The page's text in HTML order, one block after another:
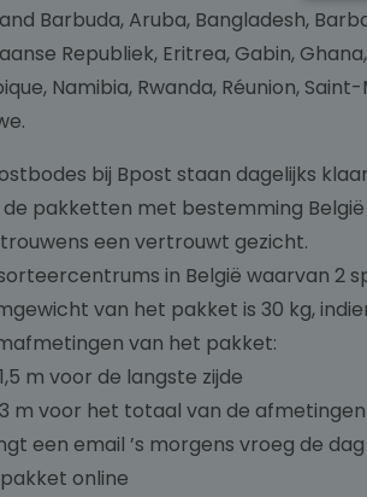
Barbuda, Aruba, Bangladesh,
Republiek, Eritrea, Gabin,
Namibia, Rwanda, Réunion,
bij Bpost staan dagelijks
de pakketten met bestemming
een vertrouwt gezicht.
in België waarvan 2
van het pakket is 30 kg,
van het pakket:
voor de langste zijde
het totaal van de afmetingen
een email ’s morgens vroeg de
online